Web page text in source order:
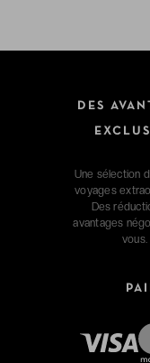
DES
Une sélection
voyages
Des
avantages
vous.